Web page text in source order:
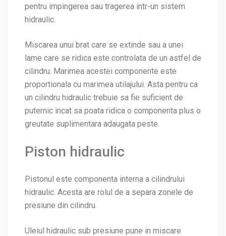
pentru impingerea sau tragerea intr-un sistem
hidraulic.
Miscarea unui brat care se extinde sau a unei
lame care se ridica este controlata de un astfel de
cilindru. Marimea acestei componente este
proportionala cu marimea utilajului. Asta pentru ca
un cilindru hidraulic trebuie sa fie suficient de
puternic incat sa poata ridica o componenta plus o
greutate suplimentara adaugata peste.
Piston hidraulic
Pistonul este componenta interna a cilindrului
hidraulic. Acesta are rolul de a separa zonele de
presiune din cilindru.
Uleiul hidraulic sub presiune pune in miscare